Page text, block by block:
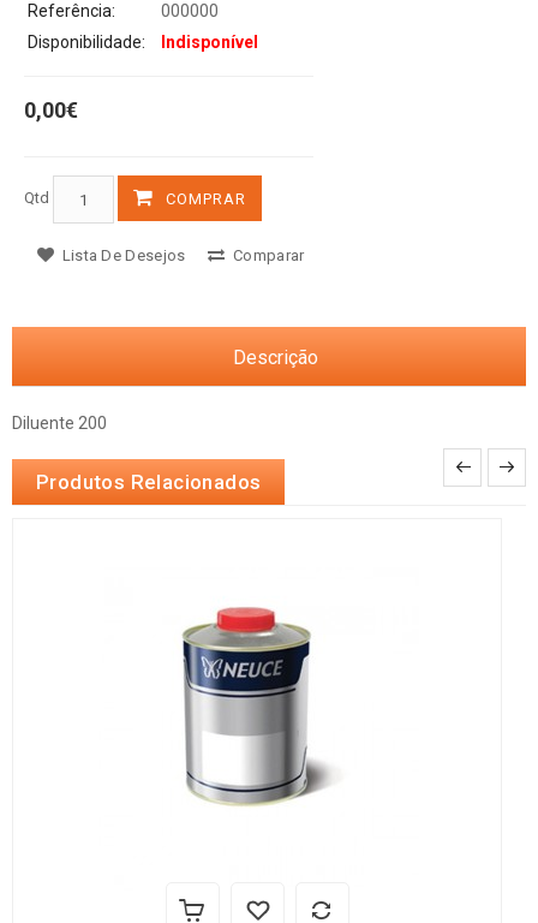
Referência:
000000
Disponibilidade:
Indisponível
0,00€
Qtd COMPRAR
Lista De Desejos Comparar
Descrição
Diluente 200
Produtos Relacionados